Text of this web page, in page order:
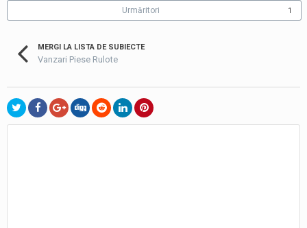
Urmăritori 1
MERGI LA LISTA DE SUBIECTE
Vanzari Piese Rulote